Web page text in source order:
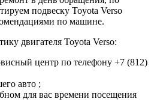
подвеску Toyota Verso
по машине.
двигателя Toyota Verso:
центр по телефону +7 (812)
авто ;
для вас времени посещения